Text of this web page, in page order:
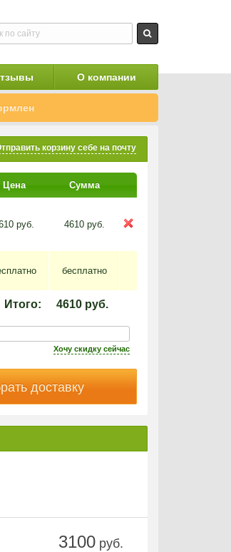
О компании
корзину себе на почту
Цена Сумма
руб. 4610руб.
бесплатно
Итого: 4610 руб.
Хочу скидку сейчас
3100руб.